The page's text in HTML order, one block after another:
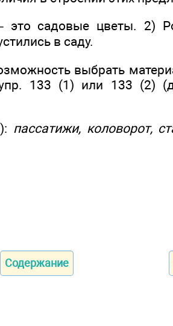
это садовые цветы. 2)
в саду.
выбрать
133 (1) или 133 (2)
пассатижи, коловорот,
Содержание